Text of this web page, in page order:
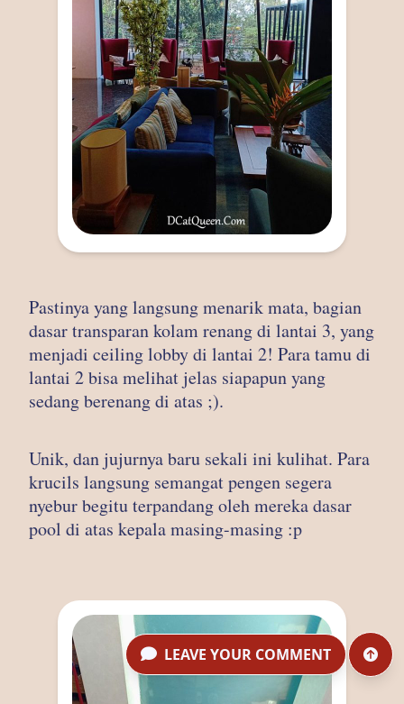
Pastinya yang langsung menarik mata, bagian
dasar transparan kolam renang di lantai 3, yang
menjadi ceiling lobby di lantai 2! Para tamu di
lantai 2 bisa melihat jelas siapapun yang
sedang berenang di atas ;).
Unik, dan jujurnya baru sekali ini kulihat. Para
krucils langsung semangat pengen segera
nyebur begitu terpandang oleh mereka dasar
pool di atas kepala masing-masing :p
LEAVE YOUR COMMENT